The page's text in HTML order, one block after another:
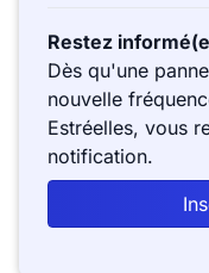
Restez
Dès qu'une
nouvelle
Estréelles, vous
notification.